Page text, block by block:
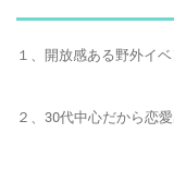
１、開放感ある野外イ
２、30代中心だから恋